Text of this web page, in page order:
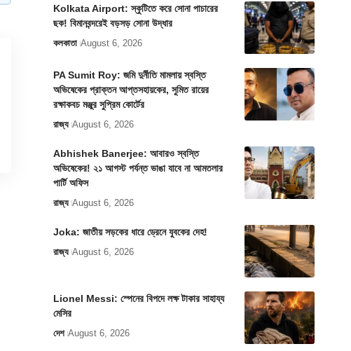
Kolkata Airport: স্কুটিতে করে সোনা পাচারের
ছক! বিমানবন্দরেই বড়সড় সোনা উদ্ধার
কলকাতা August 6, 2026
PA Sumit Roy: জমি দুর্নীতি মামলায় স্বস্তি
অভিষেকের প্রাক্তন আপ্তসহায়কের, সুমিত রায়ের
রক্ষাকবচ মঞ্জুর সুপ্রিম কোর্টের
রাজ্য August 6, 2026
Abhishek Banerjee: আবারও স্বস্তি
অভিষেকের! ২১ আগস্ট পর্যন্ত ভাঙা যাবে না আমতলার
পার্টি অফিস
রাজ্য August 6, 2026
Joka: জাতীয় সড়কের ধারে ড্রেনে যুবকের দেহ!
রাজ্য August 6, 2026
Lionel Messi: স্পেনের বিপদে লক্ষ টাকার সাহায্য
মেসির
দেশ August 6, 2026